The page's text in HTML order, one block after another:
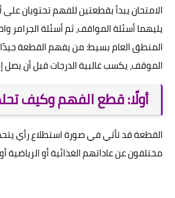
الامتحان يبدأ بقطعتين للفهم تحتويان على
يليهما أسئلة المواقف، ثم أسئلة الجرامر
المنطق العام بسيط: من يفهم القطعة
الموقف، يكسب غالبية الدرجات قبل أن يصل
أولًا: قطع الفهم وكيف
القطعة قد تأتي في صورة استطلاع رأي
مختلفون عن عاداتهم الغذائية أو الرياضية